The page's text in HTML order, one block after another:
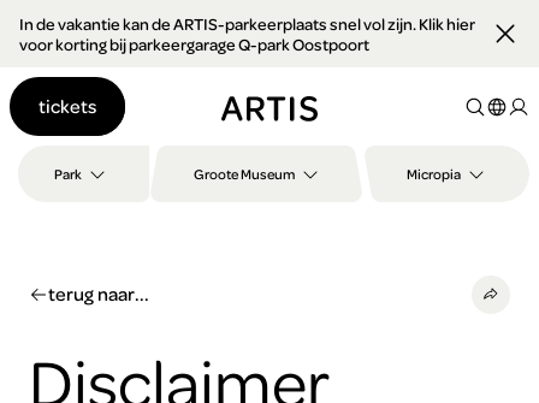
Ga naar
content
Ga
naar
zoeken
naar
In de vakantie kan de ARTIS-parkeerplaats snel vol zijn. Klik hier
voor korting bij parkeergarage Q-park Oostpoort
Park Groote Museum Micropia
tickets
terug naar...
Disclaimer